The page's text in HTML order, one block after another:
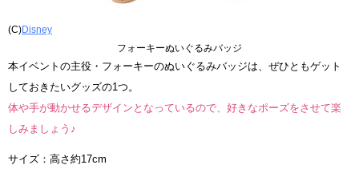
(C)Disney
フォーキーぬいぐるみバッジ
本イベントの主役・フォーキーのぬいぐるみバッジは、ぜひともゲット
しておきたいグッズの1つ。
体や手が動かせるデザインとなっているので、好きなポーズをさせて楽
しみましょう♪
サイズ：高さ約17cm